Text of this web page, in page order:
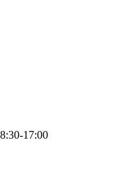
17:00